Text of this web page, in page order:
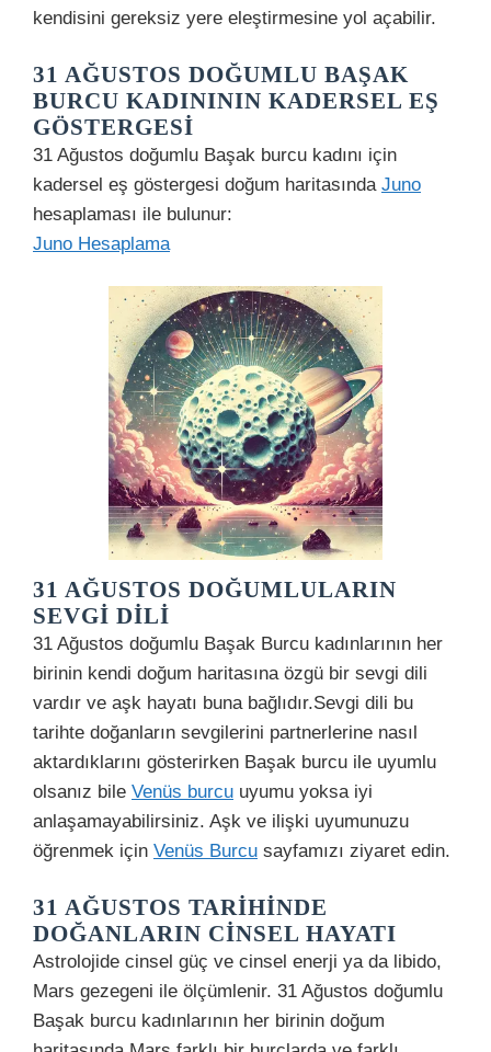
kendisini gereksiz yere eleştirmesine yol açabilir.
31 AĞUSTOS DOĞUMLU BAŞAK
BURCU KADINININ KADERSEL EŞ
GÖSTERGESI
31 Ağustos doğumlu Başak burcu kadını için
kadersel eş göstergesi doğum haritasında Juno
hesaplaması ile bulunur:
Juno Hesaplama
31 AĞUSTOS DOĞUMLULARIN
SEVGI DILI
31 Ağustos doğumlu Başak Burcu kadınlarının her
birinin kendi doğum haritasına özgü bir sevgi dili
vardır ve aşk hayatı buna bağlıdır.Sevgi dili bu
tarihte doğanların sevgilerini partnerlerine nasıl
aktardıklarını gösterirken Başak burcu ile uyumlu
olsanız bile Venüs burcu uyumu yoksa iyi
anlaşamayabilirsiniz. Aşk ve ilişki uyumunuzu
öğrenmek için Venüs Burcu sayfamızı ziyaret edin.
31 AĞUSTOS TARIHINDE
DOĞANLARIN CINSEL HAYATI
Astrolojide cinsel güç ve cinsel enerji ya da libido,
Mars gezegeni ile ölçümlenir. 31 Ağustos doğumlu
Başak burcu kadınlarının her birinin doğum